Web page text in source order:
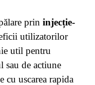
prin injecție-
utilizatorilor
util pentru
sau de actiune
cu uscarea rapida